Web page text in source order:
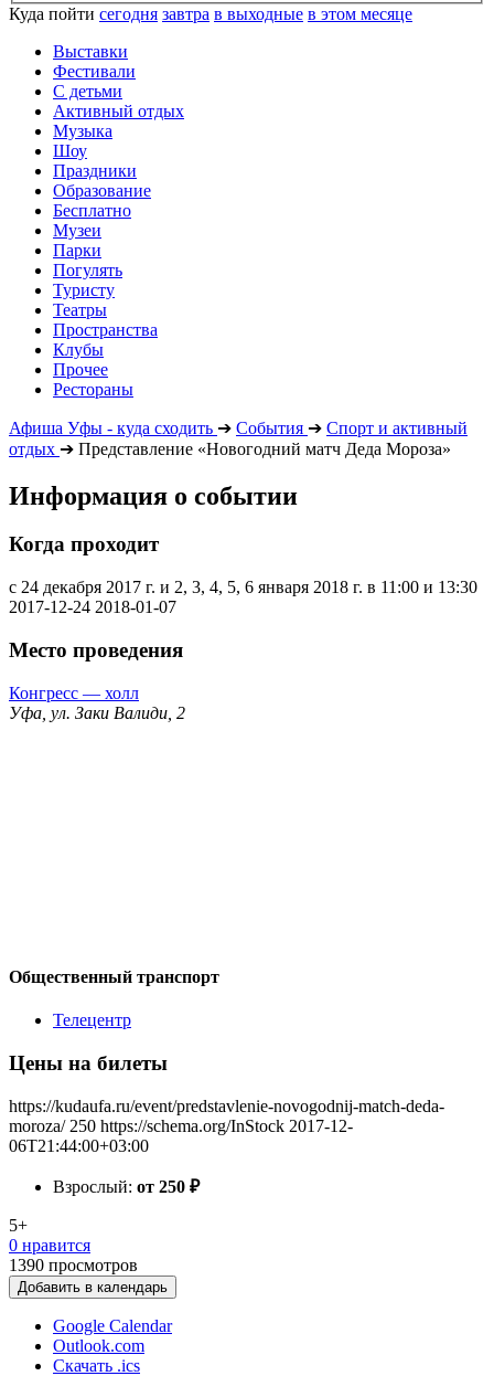
Куда пойти сегодня завтра в выходные в этом месяце
Выставки
Фестивали
С детьми
Активный отдых
Музыка
Шоу
Праздники
Образование
Бесплатно
Музеи
Парки
Погулять
Туристу
Театры
Пространства
Клубы
Прочее
Рестораны
Афиша Уфы - куда сходить ➔ События ➔ Спорт и активный
отдых ➔ Представление «Новогодний матч Деда Мороза»
Информация о событии
Когда проходит
с 24 декабря 2017 г. и 2, 3, 4, 5, 6 января 2018 г. в 11:00 и 13:30
2017-12-24 2018-01-07
Место проведения
Конгресс — холл
Уфа, ул. Заки Валиди, 2
Общественный транспорт
Телецентр
Цены на билеты
https://kudaufa.ru/event/predstavlenie-novogodnij-match-deda-
moroza/ 250 https://schema.org/InStock 2017-12-
06T21:44:00+03:00
Взрослый: от 250 ₽
5+
0 нравится
1390 просмотров
Добавить в календарь
Google Calendar
Outlook.com
Скачать .ics